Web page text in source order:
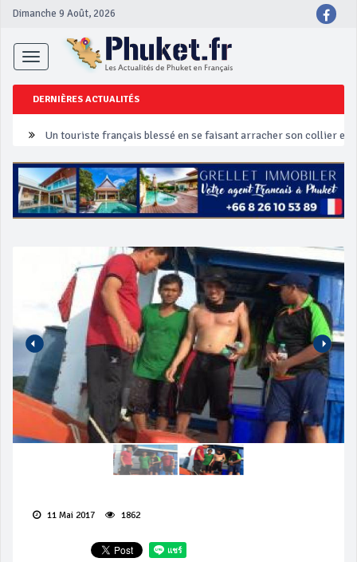
Dimanche 9 Août, 2026
Toggle
navigation
DERNIÈRES ACTUALITÉS
Un touriste français blessé en se faisant arracher son collier en
Phuket Peranakan Festival
‘Phuket Eye’ assurera la sécurité pendant Songkran
Campagne de sécurité routière ‘Seven Days of Danger’ de
11 Mai 2017 1862